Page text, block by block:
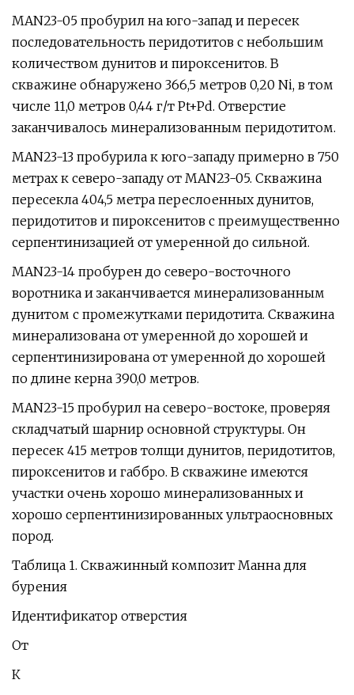
MAN23-05 пробурил на юго-запад и пересек
последовательность перидотитов с небольшим
количеством дунитов и пироксенитов. В
скважине обнаружено 366,5 метров 0,20 Ni, в том
числе 11,0 метров 0,44 г/т Pt+Pd. Отверстие
заканчивалось минерализованным перидотитом.
MAN23-13 пробурила к юго-западу примерно в 750
метрах к северо-западу от MAN23-05. Скважина
пересекла 404,5 метра переслоенных дунитов,
перидотитов и пироксенитов с преимущественно
серпентинизацией от умеренной до сильной.
MAN23-14 пробурен до северо-восточного
воротника и заканчивается минерализованным
дунитом с промежутками перидотита. Скважина
минерализована от умеренной до хорошей и
серпентинизирована от умеренной до хорошей
по длине керна 390,0 метров.
MAN23-15 пробурил на северо-востоке, проверяя
складчатый шарнир основной структуры. Он
пересек 415 метров толщи дунитов, перидотитов,
пироксенитов и габбро. В скважине имеются
участки очень хорошо минерализованных и
хорошо серпентинизированных ультраосновных
пород.
Таблица 1. Скважинный композит Манна для
бурения
Идентификатор отверстия
От
К